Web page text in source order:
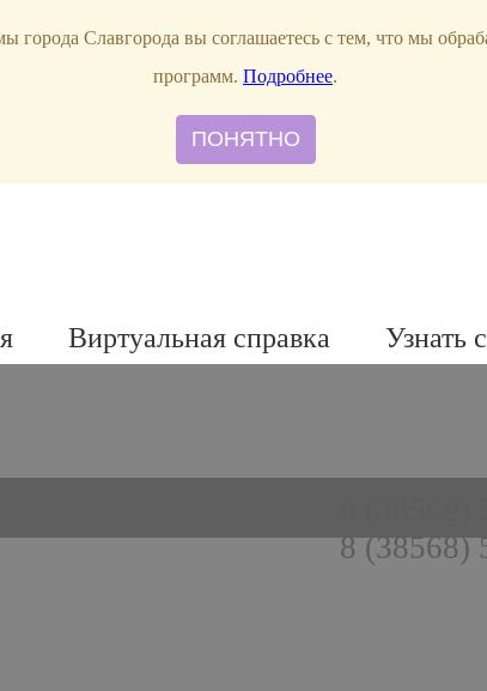
Виртуальная справка Узнать
8 (38568)
города Славгорода вы соглашаетесь с тем, что мы
программ. Подробнее.
ПОНЯТНО